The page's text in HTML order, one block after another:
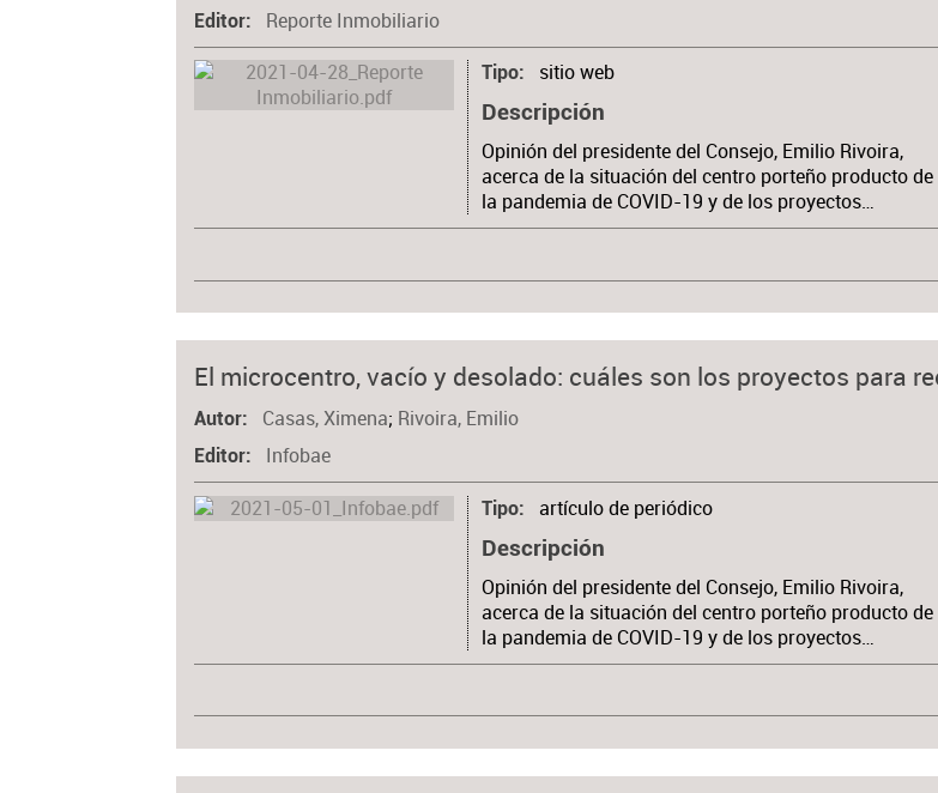
Editor Reporte Inmobiliario
Tipo sitio web
Descripción
Opinión del presidente del Consejo, Emilio Rivoira,
acerca de la situación del centro porteño producto de
la pandemia de COVID-19 y de los proyectos…
El microcentro, vacío y desolado: cuáles son los proyectos para
Autor Casas, Ximena; Rivoira, Emilio
Editor Infobae
Tipo artículo de periódico
Descripción
Opinión del presidente del Consejo, Emilio Rivoira,
acerca de la situación del centro porteño producto de
la pandemia de COVID-19 y de los proyectos…